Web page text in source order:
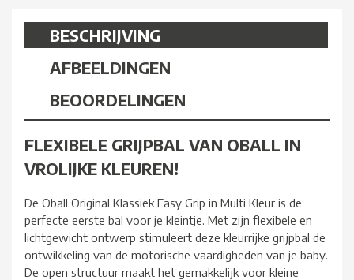
BESCHRIJVING
AFBEELDINGEN
BEOORDELINGEN
FLEXIBELE GRIJPBAL VAN OBALL IN
VROLIJKE KLEUREN!
De Oball Original Klassiek Easy Grip in Multi Kleur is de
perfecte eerste bal voor je kleintje. Met zijn flexibele en
lichtgewicht ontwerp stimuleert deze kleurrijke grijpbal de
ontwikkeling van de motorische vaardigheden van je baby.
De open structuur maakt het gemakkelijk voor kleine